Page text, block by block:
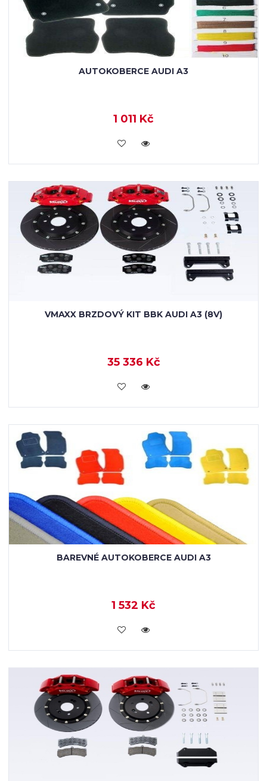
AUTOKOBERCE AUDI A3
1 011 Kč
KOUPIT
VMAXX BRZDOVÝ KIT BBK AUDI A3 (8V)
35 336 Kč
KOUPIT
BAREVNÉ AUTOKOBERCE AUDI A3
1 532 Kč
KOUPIT